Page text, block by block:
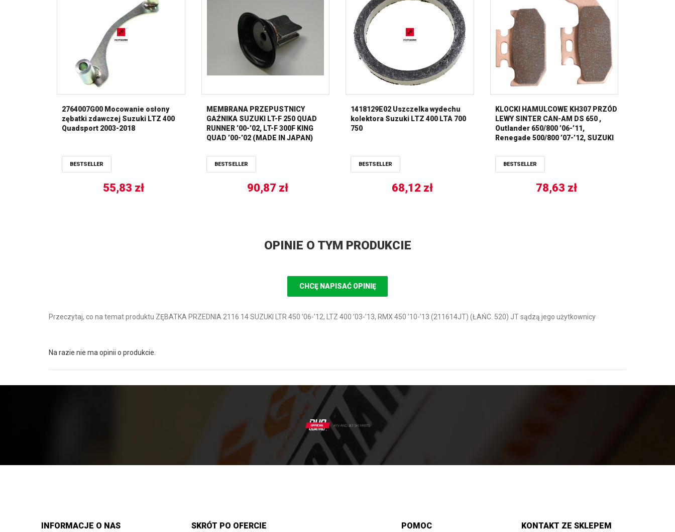
2764007G00 Mocowanie osłony
zębatki zdawczej Suzuki LTZ 400
Quadsport 2003-2018
BESTSELLER
55,83 zł
MEMBRANA PRZEPUSTNICY
GAŹNIKA SUZUKI LT-F 250 QUAD
RUNNER ’00-’02, LT-F 300F KING
QUAD ’00-’02 (MADE IN JAPAN)
BESTSELLER
90,87 zł
1418129E02 Uszczelka wydechu
kolektora Suzuki LTZ 400 LTA 700
750
BESTSELLER
68,12 zł
KLOCKI HAMULCOWE KH307 PRZÓD
LEWY SINTER CAN-AM DS 650 ,
Outlander 650/800 ’06-’11,
Renegade 500/800 ’07-’12, SUZUKI
500/750 ’11-’20, / PRZÓD PRAWY
CAN-AM Outlander 400/500/800
BESTSELLER
78,63 zł
OPINIE O TYM PRODUKCIE
CHCĘ NAPISAĆ OPINIĘ
Przeczytaj, co na temat produktu ZĘBATKA PRZEDNIA 2116 14 SUZUKI LTR 450 ’06-’12, LTZ 400 ’03-’13, RMX 450 ’10-’13 (211614JT) (ŁAŃC. 520) JT sądzą jego użytkownicy
Na razie nie ma opinii o produkcie.
INFORMACJE O NAS SKRÓT PO OFERCIE POMOC KONTAKT ZE SKLEPEM